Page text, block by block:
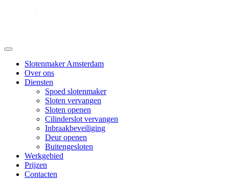
Slotenmaker Amsterdam
Over ons
Diensten
Spoed slotenmaker
Sloten vervangen
Sloten openen
Cilinderslot vervangen
Inbraakbeveiliging
Deur openen
Buitengesloten
Werkgebied
Prijzen
Contacten